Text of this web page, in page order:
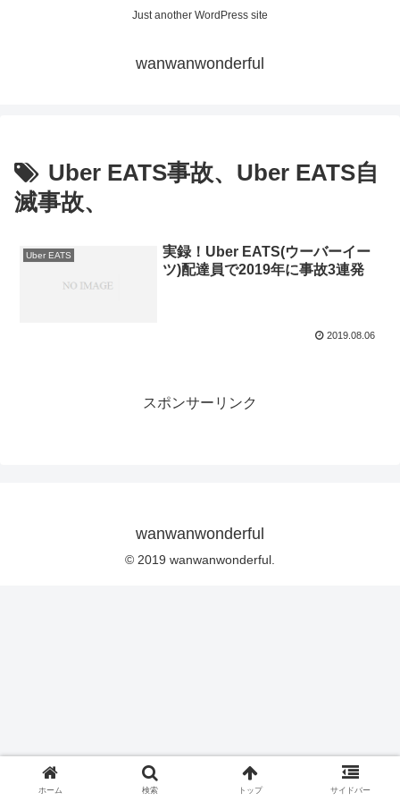
Just another WordPress site
wanwanwonderful
Uber EATS事故、Uber EATS自
滅事故、
Uber EATS
実録！Uber EATS(ウーバーイー
ツ)配達員で2019年に事故3連発
2019.08.06
スポンサーリンク
wanwanwonderful
© 2019 wanwanwonderful.
ホーム 検索 トップ サイドバー